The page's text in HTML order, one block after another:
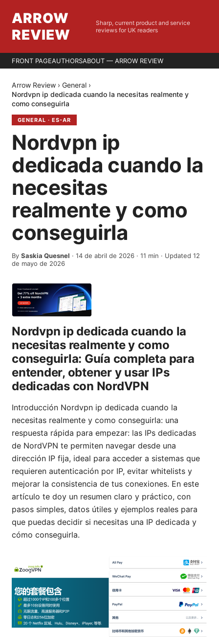
ARROW
REVIEW
Sharp, current product and service
reviews for UK readers
FRONT PAGEAUTHORSABOUT — ARROW REVIEW
Arrow Review › General ›
Nordvpn ip dedicada cuando la necesitas realmente y
como conseguirla
GENERAL · ES-AR
Nordvpn ip
dedicada cuando la
necesitas
realmente y como
conseguirla
By Saskia Quesnel · 14 de abril de 2026 · 11 min · Updated 12
de mayo de 2026
Nordvpn ip dedicada cuando la
necesitas realmente y como
conseguirla: Guía completa para
entender, obtener y usar IPs
dedicadas con NordVPN
Introducción Nordvpn ip dedicada cuando la
necesitas realmente y como conseguirla: una
respuesta rápida para empezar: las IPs dedicadas
de NordVPN te permiten navegar desde una
dirección IP fija, ideal para acceder a sistemas que
requieren autenticación por IP, evitar whitelists y
mejorar la consistencia de tus conexiones. En este
artículo te doy un resumen claro y práctico, con
pasos simples, datos útiles y ejemplos reales para
que puedas decidir si necesitas una IP dedicada y
cómo conseguirla.